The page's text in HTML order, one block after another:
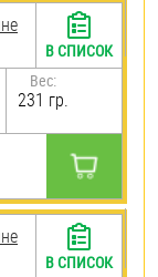
Вес:
231 гр.
В СПИСОК
В СПИСОК